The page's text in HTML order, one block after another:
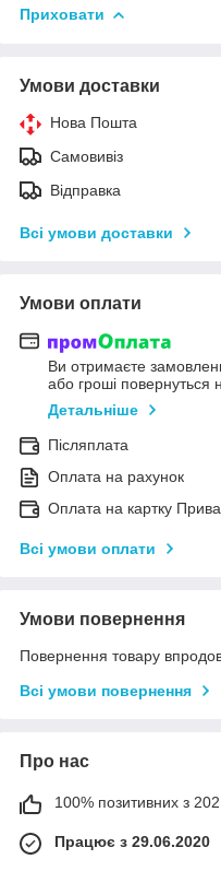
Приховати
Умови доставки
Нова Пошта
Самовивіз
Відправка
Всі умови доставки
Умови оплати
Ви отримаєте
або гроші повернуться
Детальніше
Післяплата
Оплата на рахунок
Оплата на картку
Всі умови оплати
Умови повернення
Повернення товару
Всі умови повернення
Про нас
100% позитивних з 202
Працює з 29.06.2020